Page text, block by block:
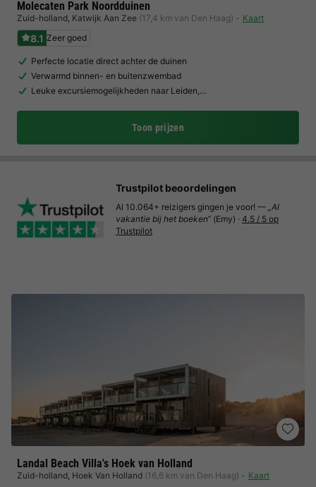
Molecaten Park Noordduinen
Zuid-holland, Katwijk Aan Zee (17,4 km van Den Haag) Kaart
8.1 Zeer goed
Perfecte locatie direct achter de duinen
Verwarmd binnen- en buitenzwembad
Leuke excursiemogelijkheden naar Leiden,…
Toon prijzen
Landal Beach Villa's Hoek van Holland
Zuid-holland, Hoek Van Holland (16,6 km van Den Haag)
Kaart
Trustpilot beoordelingen
Al 10.064+ reizigers gingen je voor! — „Al
vakantie bij het boeken“ (Emy) · 4.5 / 5 op
Trustpilot